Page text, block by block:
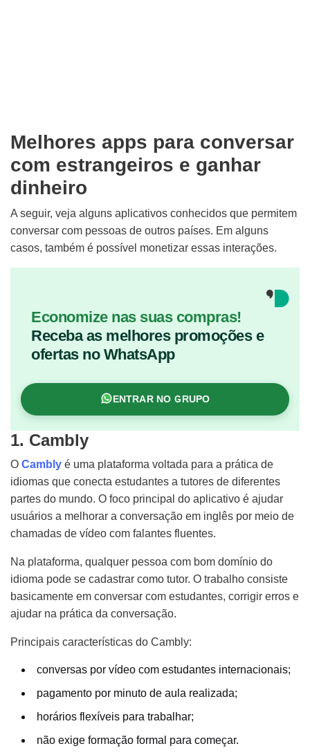
Melhores apps para conversar
com estrangeiros e ganhar
dinheiro
A seguir, veja alguns aplicativos conhecidos que permitem
conversar com pessoas de outros países. Em alguns
casos, também é possível monetizar essas interações.
Economize nas suas compras!
Receba as melhores promoções e
ofertas no WhatsApp
ENTRAR NO GRUPO
1. Cambly
O Cambly é uma plataforma voltada para a prática de
idiomas que conecta estudantes a tutores de diferentes
partes do mundo. O foco principal do aplicativo é ajudar
usuários a melhorar a conversação em inglês por meio de
chamadas de vídeo com falantes fluentes.
Na plataforma, qualquer pessoa com bom domínio do
idioma pode se cadastrar como tutor. O trabalho consiste
basicamente em conversar com estudantes, corrigir erros e
ajudar na prática da conversação.
Principais características do Cambly:
conversas por vídeo com estudantes internacionais;
pagamento por minuto de aula realizada;
horários flexíveis para trabalhar;
não exige formação formal para começar.